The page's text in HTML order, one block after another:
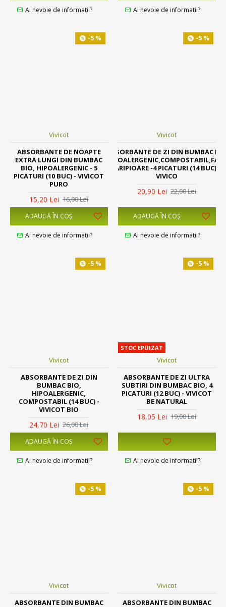
Ai nevoie de informatii? Ai nevoie de informatii?
-5 %
Vivicot
ABSORBANTE DE NOAPTE
EXTRA LUNGI DIN BUMBAC
BIO, HIPOALERGENIC - 5
PICATURI (10 BUC) - VIVICOT
PURO
15,20 Lei 16,00 Lei
ADAUGĂ ÎN COŞ
Ai nevoie de informatii?
-5 %
Vivicot
ABSORBANTE DE ZI DIN BUMBAC
ARIPIOARE -4 PICATURI (14 BUC)-
VIVICO
20,90 Lei 22,00 Lei
ADAUGĂ ÎN COŞ
Ai nevoie de informatii?
-5 %
Vivicot
ABSORBANTE DE ZI DIN
BUMBAC BIO,
HIPOALERGENIC,
COMPOSTABIL (14 BUC) -
VIVICOT BIO
24,70 Lei 26,00 Lei
ADAUGĂ ÎN COŞ
Ai nevoie de informatii?
-5 %
STOC EPUIZAT
Vivicot
ABSORBANTE DE ZI ULTRA
SUBTIRI DIN BUMBAC BIO, 4
PICATURI (12 BUC) - VIVICOT
BE NATURAL
18,05 Lei 19,00 Lei
Ai nevoie de informatii?
-5 %
Vivicot
ABSORBANTE DIN BUMBAC
-5 %
Vivicot
ABSORBANTE DIN BUMBAC